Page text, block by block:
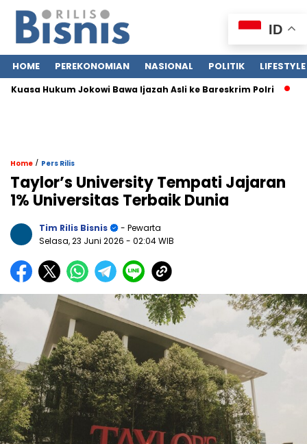
HOME PEREKONOMIAN NASIONAL POLITIK LIFESTYLE
Hukum Jokowi Bawa Ijazah Asli ke Bareskrim Polri
Home / Pers Rilis
Taylor’s University Tempati Jajaran
1% Universitas Terbaik Dunia
Tim Rilis Bisnis
- Pewarta
Selasa, 23 Juni 2026 - 02:04 WIB
ID